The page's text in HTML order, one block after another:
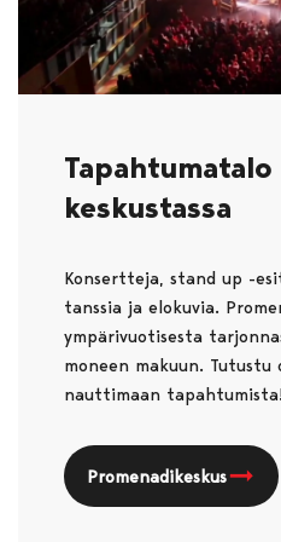
keskustassa
Konsertteja, stand up -
tanssia ja elokuvia.
ympärivuotisesta
moneen makuun.
nauttimaan
Promenadikeskus